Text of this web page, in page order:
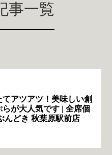
事一覧
てアツアツ！美味しい創
らが大人気です | 全席個
んどき 秋葉原駅前店